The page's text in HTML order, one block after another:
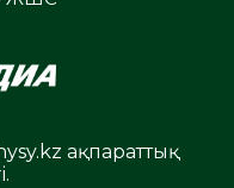
ақпараттық